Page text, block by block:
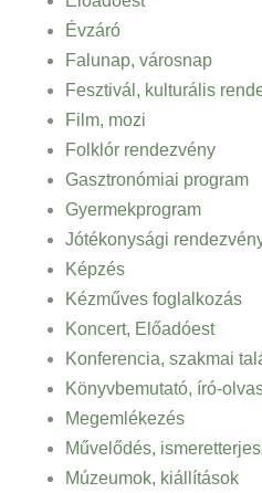
Évzáró
Falunap, városnap
Fesztivál, kulturális
Film, mozi
Folklór rendezvény
Gasztronómiai program
Gyermekprogram
Jótékonysági
Képzés
Kézműves foglalkozás
Koncert, Előadóest
Konferencia, szakmai
Könyvbemutató, író-
Megemlékezés
Művelődés,
Múzeumok, kiállítások